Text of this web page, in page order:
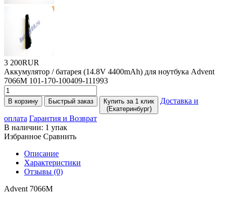
3 200RUR
Аккумулятор / батарея (14.8V 4400mAh) для ноутбука Advent
7066M 101-170-100409-111993
В корзину Быстрый заказ
Купить за 1 клик
(Екатеринбург)
Доставка и
оплата Гарантия и Возврат
В наличии: 1 упак
Избранное Сравнить
Описание
Характеристики
Отзывы (0)
Advent 7066M